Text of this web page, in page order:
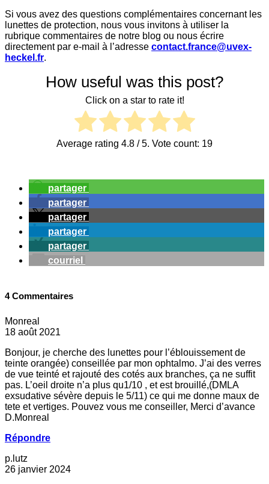
Si vous avez des questions complémentaires concernant les
lunettes de protection, nous vous invitons à utiliser la
rubrique commentaires de notre blog ou nous écrire
directement par e-mail à l’adresse contact.france@uvex-
heckel.fr.
How useful was this post?
Click on a star to rate it!
Average rating 4.8 / 5. Vote count: 19
partager
partager
partager
partager
partager
courriel
4 Commentaires
Monreal
18 août 2021
Bonjour, je cherche des lunettes pour l’éblouissement de
teinte orangée) conseillée par mon ophtalmo. J’ai des verres
de vue teinté et rajouté des cotés aux branches, ça ne suffit
pas. L’oeil droite n’a plus qu1/10 , et est brouillé,(DMLA
exsudative sévère depuis le 5/11) ce qui me donne maux de
tete et vertiges. Pouvez vous me conseiller, Merci d’avance
D.Monreal
Répondre
p.lutz
26 janvier 2024